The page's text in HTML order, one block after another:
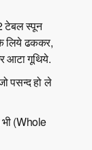
टेबल स्पून
लिये ढककर,
आटा गूथिये.
पसन्द हो ले
भी (Whole